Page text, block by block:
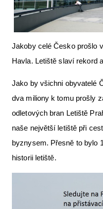
Jakoby celé Česko prošlo
Havla. Letiště slaví rekord
Jako by všichni obyvatelé
dva miliony k tomu prošly
odletových bran Letiště
naše největší letiště při
byznysem. Přesně to bylo
historii letiště.
VFR